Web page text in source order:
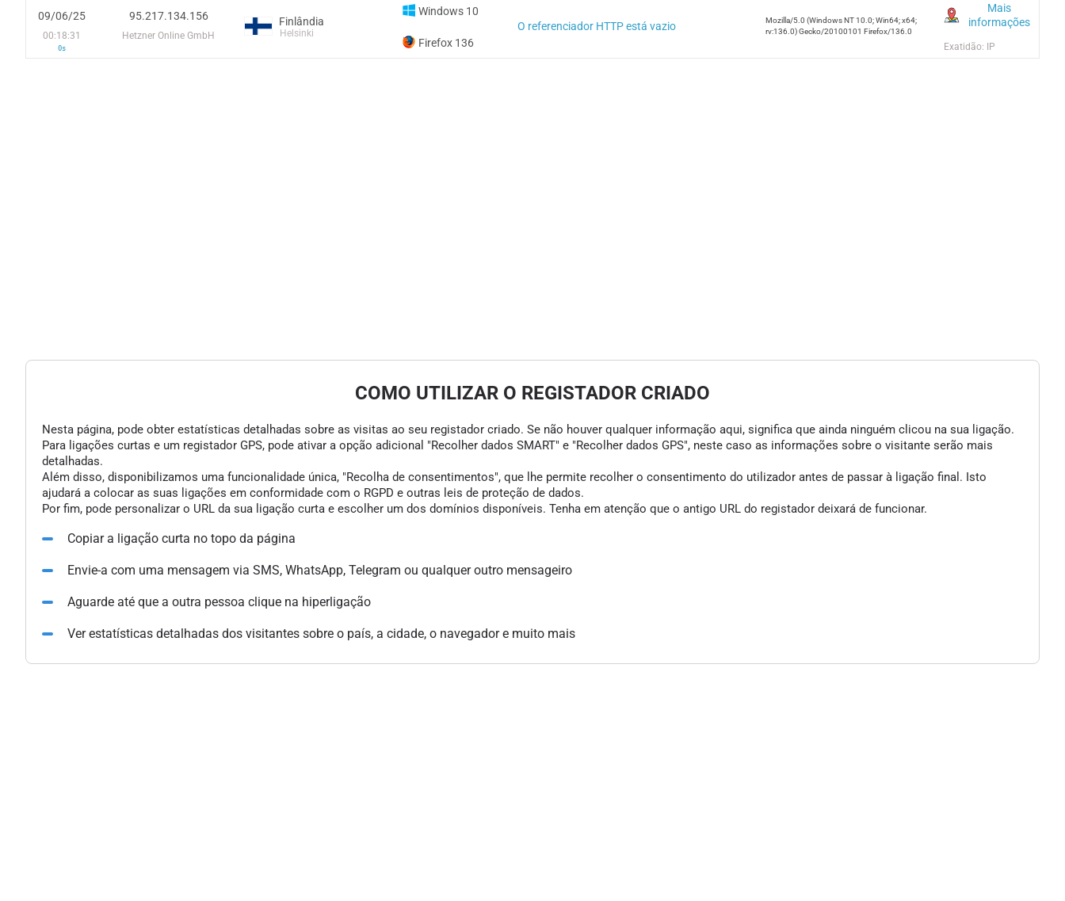
09/06/25
00:18:31
0s
95.217.134.156
Hetzner Online GmbH
Finlândia
Helsinki
Windows 10
Firefox 136
O referenciador HTTP está vazio
Mozilla/5.0 (Windows NT 10.0; Win64; x64;
rv:136.0) Gecko/20100101 Firefox/136.0
Mais
informações
Exatidão: IP
COMO UTILIZAR O REGISTADOR CRIADO
Nesta página, pode obter estatísticas detalhadas sobre as visitas ao seu registador criado. Se não houver qualquer informação aqui, significa que ainda ninguém clicou na sua ligação.
Para ligações curtas e um registador GPS, pode ativar a opção adicional "Recolher dados SMART" e "Recolher dados GPS", neste caso as informações sobre o visitante serão mais
detalhadas.
Além disso, disponibilizamos uma funcionalidade única, "Recolha de consentimentos", que lhe permite recolher o consentimento do utilizador antes de passar à ligação final. Isto
ajudará a colocar as suas ligações em conformidade com o RGPD e outras leis de proteção de dados.
Por fim, pode personalizar o URL da sua ligação curta e escolher um dos domínios disponíveis. Tenha em atenção que o antigo URL do registador deixará de funcionar.
Copiar a ligação curta no topo da página
Envie-a com uma mensagem via SMS, WhatsApp, Telegram ou qualquer outro mensageiro
Aguarde até que a outra pessoa clique na hiperligação
Ver estatísticas detalhadas dos visitantes sobre o país, a cidade, o navegador e muito mais